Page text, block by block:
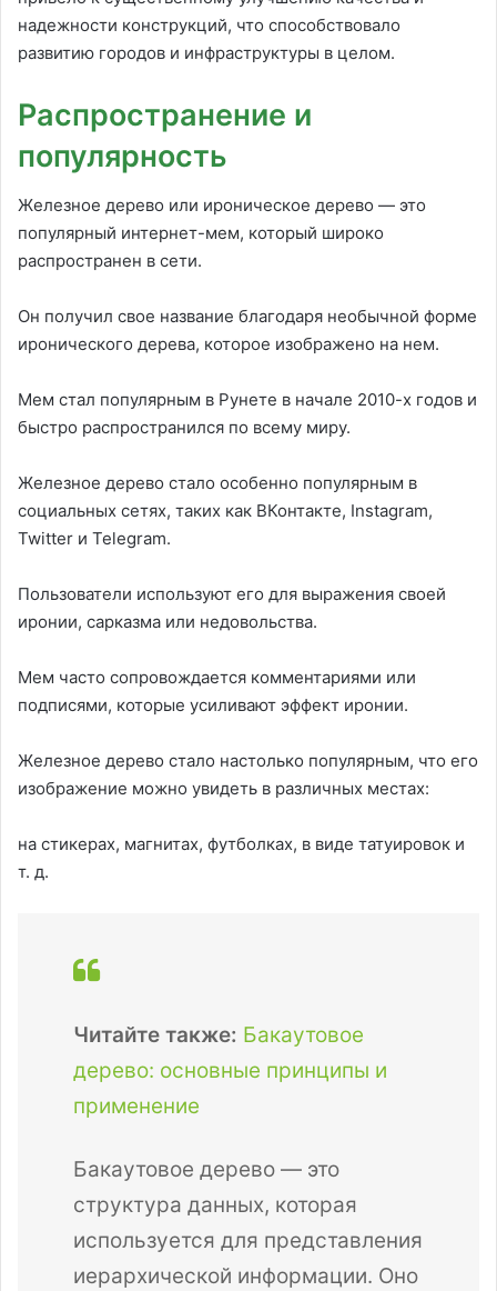
надежности конструкций, что способствовало
развитию городов и инфраструктуры в целом.
Распространение и
популярность
Железное дерево или ироническое дерево — это
популярный интернет-мем, который широко
распространен в сети.
Он получил свое название благодаря необычной форме
иронического дерева, которое изображено на нем.
Мем стал популярным в Рунете в начале 2010-х годов и
быстро распространился по всему миру.
Железное дерево стало особенно популярным в
социальных сетях, таких как ВКонтакте, Instagram,
Twitter и Telegram.
Пользователи используют его для выражения своей
иронии, сарказма или недовольства.
Мем часто сопровождается комментариями или
подписями, которые усиливают эффект иронии.
Железное дерево стало настолько популярным, что его
изображение можно увидеть в различных местах:
на стикерах, магнитах, футболках, в виде татуировок и
т. д.
Читайте также: Бакаутовое
дерево: основные принципы и
применение
Бакаутовое дерево — это
структура данных, которая
используется для представления
иерархической информации. Оно